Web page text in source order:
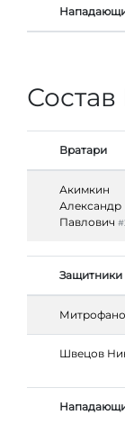
Вратари
Акимкин
Александр
Павлович
Защитники
Швецов